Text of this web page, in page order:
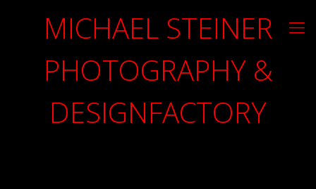
MICHAEL STEINER
PHOTOGRAPHY &
DESIGNFACTORY